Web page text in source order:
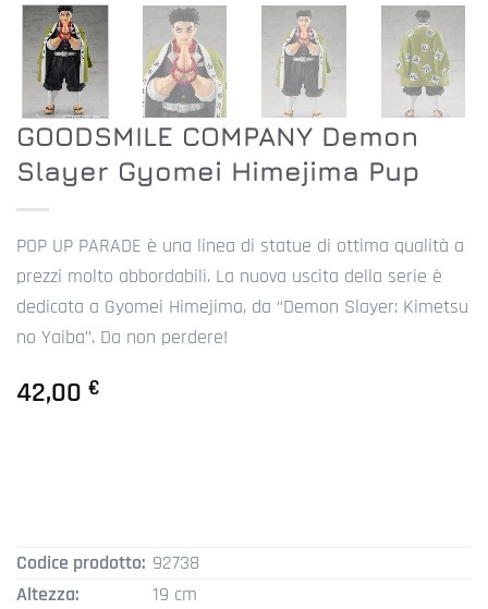
GOODSMILE COMPANY Demon
Slayer Gyomei Himejima Pup
POP UP PARADE è una linea di statue di ottima qualità a
prezzi molto abbordabili. La nuova uscita della serie è
dedicata a Gyomei Himejima, da “Demon Slayer: Kimetsu
no Yaiba”. Da non perdere!
42,00 €
Codice prodotto: 92738
Altezza:
19 cm